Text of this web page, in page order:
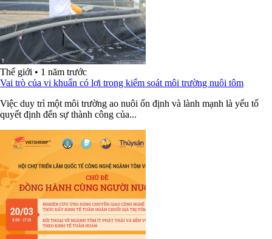
Thế giới • 1 năm trước
Vai trò của vi khuẩn có lợi trong kiểm soát môi trường nuôi tôm
Việc duy trì một môi trường ao nuôi ổn định và lành mạnh là yếu tố
quyết định đến sự thành công của...